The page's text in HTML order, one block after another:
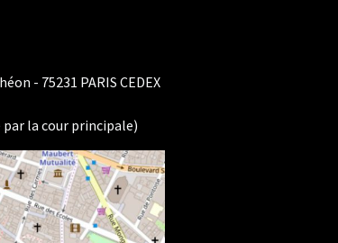
- 75231 PARIS CEDEX
par la cour principale)